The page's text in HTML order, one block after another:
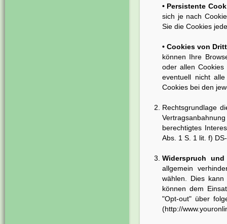
• Persistente
sich je nach
Sie die Cookies
• Cookies von
können Ihre
oder allen
eventuell nicht
Cookies bei den
Rechtsgrundlage
berechtigtes
Abs. 1 S. 1 lit. f)
Widerspruch und
allgemein
wählen. Dies
können dem
"Opt-out" über
(http://